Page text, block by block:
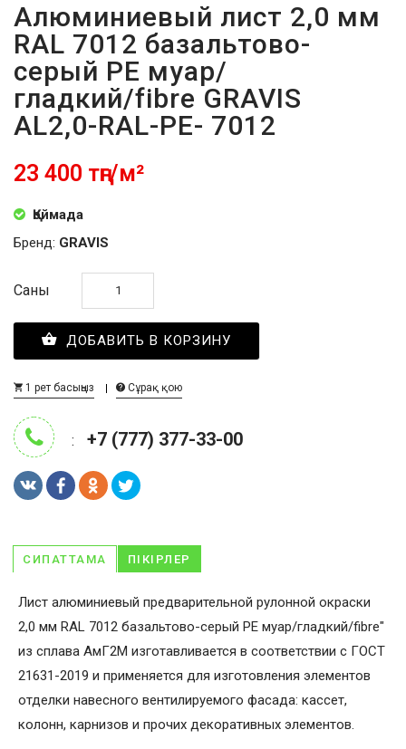
Алюминиевый лист 2,0 мм
RAL 7012 базальтово-
серый PE муар/
гладкий/fibre GRAVIS
AL2,0-RAL-PE- 7012
23 400 тңг/м²
Қоймада
Бренд: GRAVIS
Саны
ДОБАВИТЬ В КОРЗИНУ
1 рет басыңыз Сұрақ қою
: +7 (777) 377-33-00
СИПАТТАМА ПІКІРЛЕР
Лист алюминиевый предварительной рулонной окраски
2,0 мм RAL 7012 базальтово-серый PE муар/гладкий/fibre"
из сплава АмГ2М изготавливается в соответствии с ГОСТ
21631-2019 и применяется для изготовления элементов
отделки навесного вентилируемого фасада: кассет,
колонн, карнизов и прочих декоративных элементов.